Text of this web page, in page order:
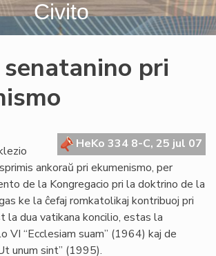
Civito
pri
HeKo 334 8-C, 25 jul 07
ankoraŭ pri ekumenismo, per
de la Kongregacio pri la doktrino de la
ke la ĉefaj romkatolikaj kontribuoj pri
la dua vatikana koncilio, estas la
VI “Ecclesiam suam” (1964) kaj de
unum sint” (1995).